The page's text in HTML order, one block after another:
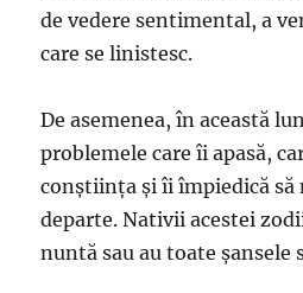
de vedere sentimental, a
care se linistesc.
De asemenea, în această
problemele care îi apasă,
conştiinţa şi îi împiedică să
departe. Nativii acestei
nuntă sau au toate şansele